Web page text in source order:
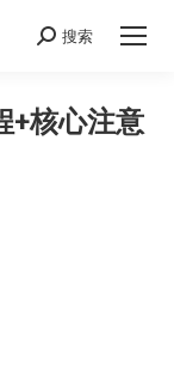
Search:
搜索
+核心注意